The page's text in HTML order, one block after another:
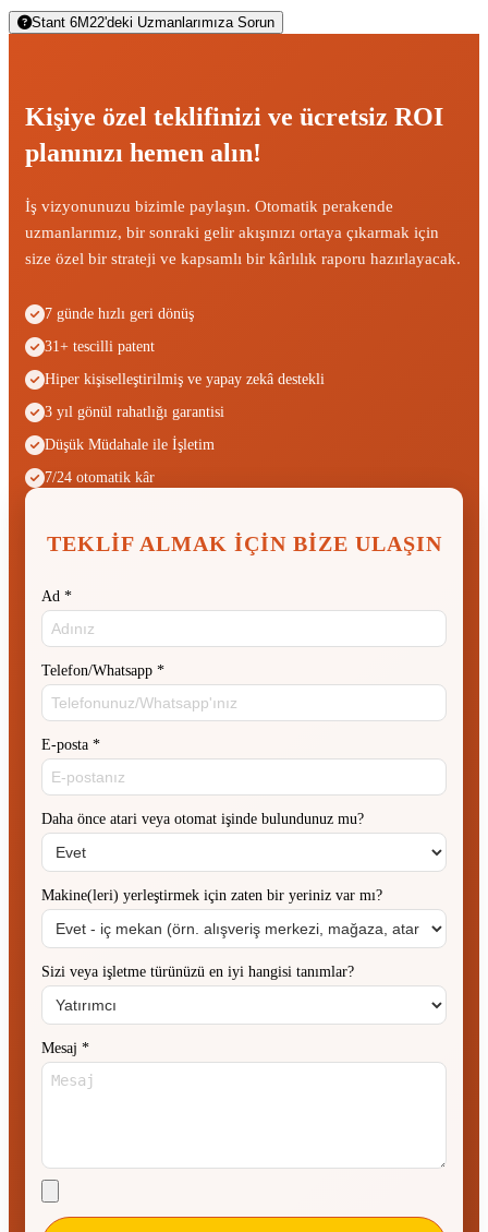
Stant 6M22'deki Uzmanlarımıza Sorun
Kişiye özel teklifinizi ve ücretsiz ROI
planınızı hemen alın!
İş vizyonunuzu bizimle paylaşın. Otomatik perakende
uzmanlarımız, bir sonraki gelir akışınızı ortaya çıkarmak için
size özel bir strateji ve kapsamlı bir kârlılık raporu hazırlayacak.
7 günde hızlı geri dönüş
31+ tescilli patent
Hiper kişiselleştirilmiş ve yapay zekâ destekli
3 yıl gönül rahatlığı garantisi
Düşük Müdahale ile İşletim
7/24 otomatik kâr
TEKLIF ALMAK IÇIN BIZE ULAŞIN
Ad *
Telefon/Whatsapp *
E-posta *
Daha önce atari veya otomat işinde bulundunuz mu?
Makine(leri) yerleştirmek için zaten bir yeriniz var mı?
Sizi veya işletme türünüzü en iyi hangisi tanımlar?
Mesaj *